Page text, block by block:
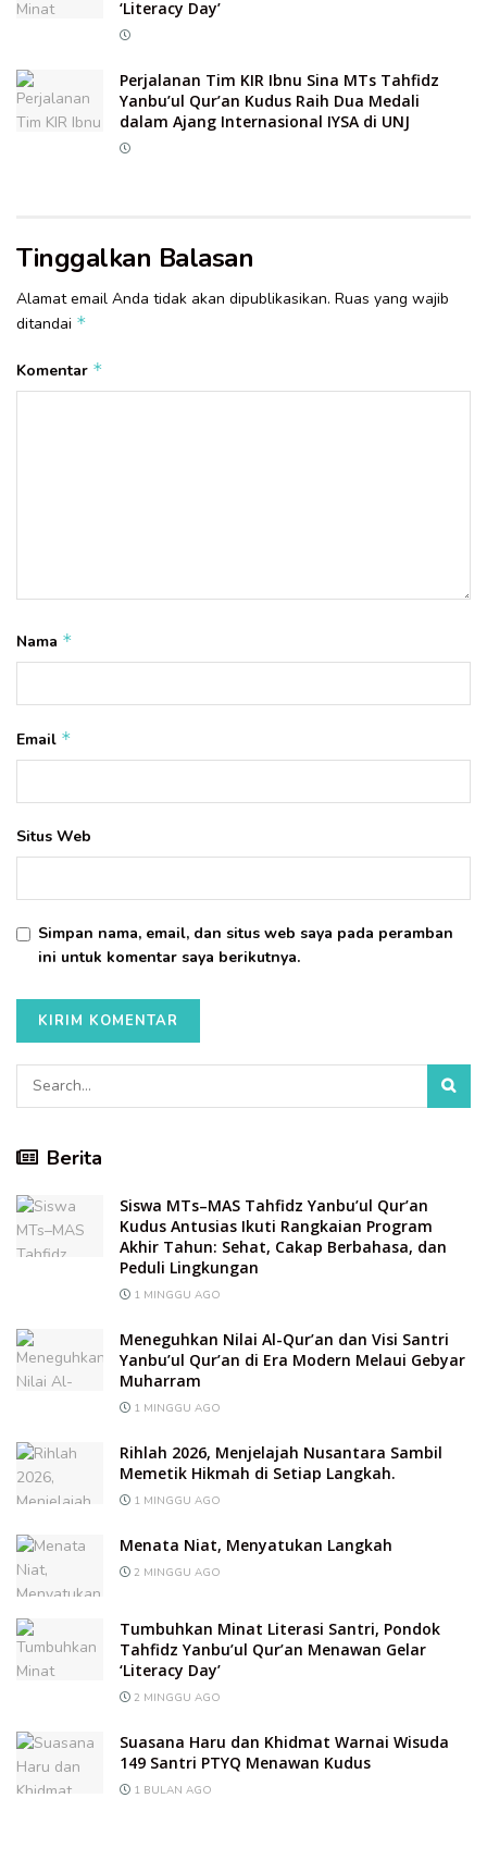
‘Literacy Day’
Perjalanan Tim KIR Ibnu Sina MTs Tahfidz
Yanbu’ul Qur’an Kudus Raih Dua Medali
dalam Ajang Internasional IYSA di UNJ
Tinggalkan Balasan
Alamat email Anda tidak akan dipublikasikan. Ruas yang wajib
ditandai *
Komentar *
Nama *
Email *
Situs Web
Simpan nama, email, dan situs web saya pada peramban
ini untuk komentar saya berikutnya.
Berita
Siswa MTs–MAS Tahfidz Yanbu’ul Qur’an
Kudus Antusias Ikuti Rangkaian Program
Akhir Tahun: Sehat, Cakap Berbahasa, dan
Peduli Lingkungan
1 MINGGU AGO
Meneguhkan Nilai Al-Qur’an dan Visi Santri
Yanbu’ul Qur’an di Era Modern Melaui Gebyar
Muharram
1 MINGGU AGO
Rihlah 2026, Menjelajah Nusantara Sambil
Memetik Hikmah di Setiap Langkah.
1 MINGGU AGO
Menata Niat, Menyatukan Langkah
2 MINGGU AGO
Tumbuhkan Minat Literasi Santri, Pondok
Tahfidz Yanbu’ul Qur’an Menawan Gelar
‘Literacy Day’
2 MINGGU AGO
Suasana Haru dan Khidmat Warnai Wisuda
149 Santri PTYQ Menawan Kudus
1 BULAN AGO